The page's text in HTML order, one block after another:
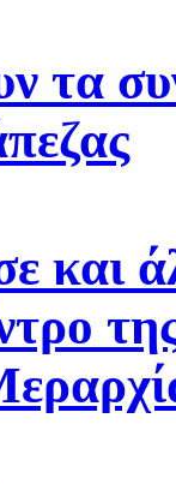
τα
και